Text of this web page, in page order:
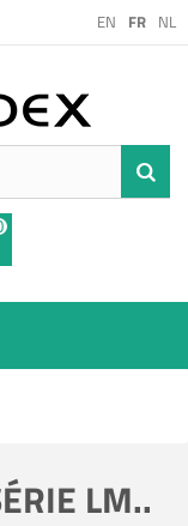
EN FR NL
LM..